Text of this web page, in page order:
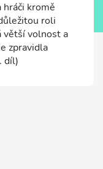
hráči kromě
roli
větší volnost a
zpravidla
díl)